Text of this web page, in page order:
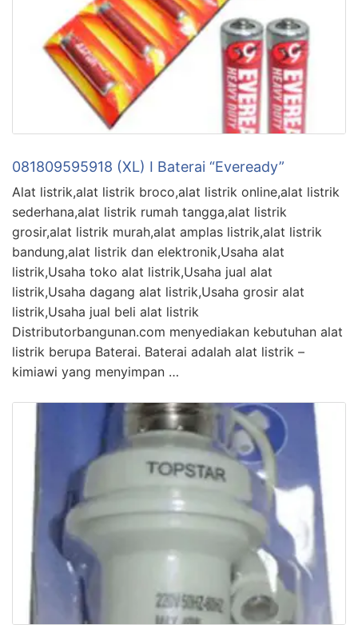
081809595918 (XL) I Baterai “Eveready”
Alat listrik,alat listrik broco,alat listrik online,alat listrik
sederhana,alat listrik rumah tangga,alat listrik
grosir,alat listrik murah,alat amplas listrik,alat listrik
bandung,alat listrik dan elektronik,Usaha alat
listrik,Usaha toko alat listrik,Usaha jual alat
listrik,Usaha dagang alat listrik,Usaha grosir alat
listrik,Usaha jual beli alat listrik
Distributorbangunan.com menyediakan kebutuhan alat
listrik berupa Baterai. Baterai adalah alat listrik –
kimiawi yang menyimpan …